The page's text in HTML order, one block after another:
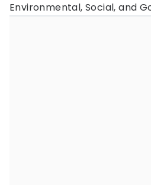
Environmental, Social, and